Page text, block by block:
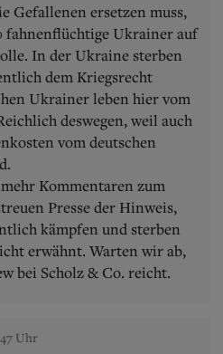
Gefallenen ersetzen muss,
fahnenflüchtige Ukrainer auf
In der Ukraine sterben
dem Kriegsrecht
Ukrainer leben hier vom
deswegen, weil auch
vom deutschen
Kommentaren zum
Presse der Hinweis,
kämpfen und sterben
erwähnt. Warten wir ab,
bei Scholz & Co. reicht.
Uhr